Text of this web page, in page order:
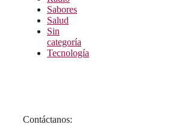
Sabores
Salud
Sin
categoría
Tecnología
Contáctanos: